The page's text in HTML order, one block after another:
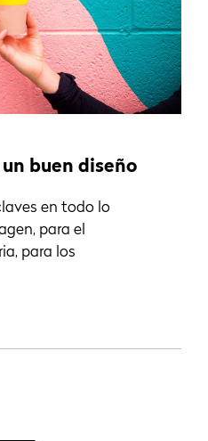
buen diseño
en todo lo
para el
para los